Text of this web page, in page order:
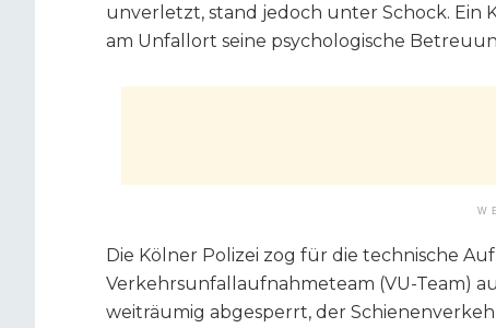
unverletzt, stand jedoch unter Schock. Ein
am Unfallort seine psychologische
Die Kölner Polizei zog für die technische
Verkehrsunfallaufnahmeteam (VU-Team)
weiträumig abgesperrt, der